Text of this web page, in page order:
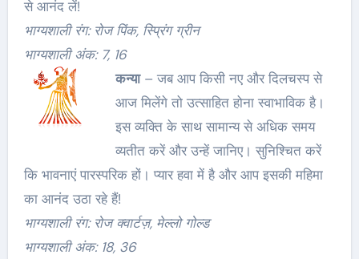
से आनंद लें!
भाग्यशाली रंग: रोज पिंक, स्प्रिंग ग्रीन
भाग्यशाली अंक: 7, 16
कन्या– जब आप किसी नए और दिलचस्प से
आज मिलेंगे तो उत्साहित होना स्वाभाविक है।
इस व्यक्ति के साथ सामान्य से अधिक समय
व्यतीत करें और उन्हें जानिए। सुनिश्चित करें
कि भावनाएं पारस्परिक हों। प्यार हवा में है और आप इसकी महिमा
का आनंद उठा रहे हैं!
भाग्यशाली रंग: रोज क्वार्टज़, मेल्लो गोल्ड
भाग्यशाली अंक: 18, 36